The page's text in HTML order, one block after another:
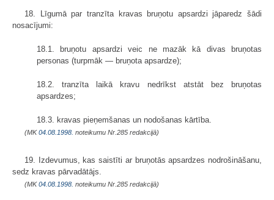
18. Līgumā par tranzīta kravas bruņotu apsardzi jāparedz šādi
nosacījumi:
18.1. bruņotu apsardzi veic ne mazāk kā divas bruņotas
personas (turpmāk — bruņota apsardze);
18.2. tranzīta laikā kravu nedrīkst atstāt bez bruņotas
apsardzes;
18.3. kravas pieņemšanas un nodošanas kārtība.
(MK04.08.1998. noteikumu Nr.285 redakcijā)
19. Izdevumus, kas saistīti ar bruņotās apsardzes nodrošināšanu,
sedz kravas pārvadātājs.
(MK04.08.1998. noteikumu Nr.285 redakcijā)